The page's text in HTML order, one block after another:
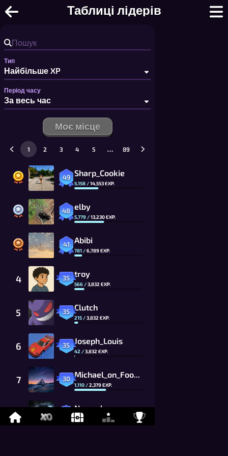
Таблиці лідерів
Хрестики-нулики - Безкоштовні
Тип
Період часу
Моє місце
49 Sharp_Cookie
5,158 /14,553EXP.
48 elby
5,779 /13,230EXP.
41 Abibi
781 /6,789EXP.
4 35 troy
566 /3,832 EXP.
5 35 Clutch
215 /3,832 EXP.
6 35 Joseph_Louis
42 /3,832 EXP.
7 30 Michael_on_Foony
1,110 /2,379EXP.
8 Namaskar
869 EXP.
1 2 3 4 5 … 89